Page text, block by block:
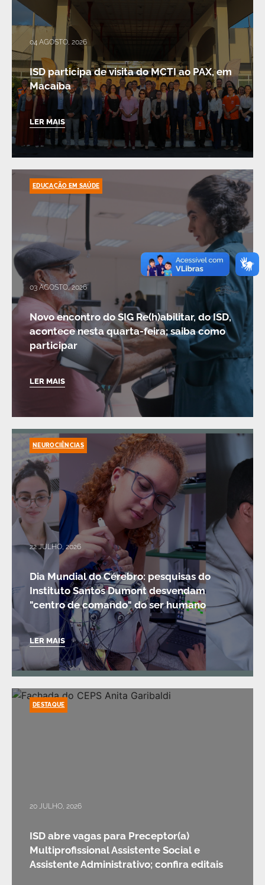
04 AGOSTO, 2026
ISD participa de visita do MCTI ao PAX, em
Macaíba
LER MAIS
03 AGOSTO, 2026
Novo encontro do SIG Re(h)abilitar, do ISD,
acontece nesta quarta-feira; saiba como
participar
LER MAIS
EDUCAÇÃO EM SAÚDE
22 JULHO, 2026
Dia Mundial do Cérebro: pesquisas do
Instituto Santos Dumont desvendam
"centro de comando" do ser humano
LER MAIS
NEUROCIÊNCIAS
20 JULHO, 2026
ISD abre vagas para Preceptor(a)
Multiprofissional Assistente Social e
Assistente Administrativo; confira editais
DESTAQUE